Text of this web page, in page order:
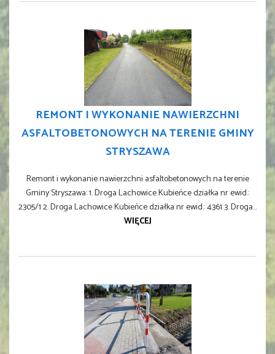
REMONT I WYKONANIE NAWIERZCHNI
ASFALTOBETONOWYCH NA TERENIE GMINY
STRYSZAWA
Remont i wykonanie nawierzchni asfaltobetonowych na terenie
Gminy Stryszawa: 1. Droga Lachowice Kubieńce działka nr ewid.:
2305/1 2. Droga Lachowice Kubieńce działka nr ewid.: 4361 3. Droga...
WIĘCEJ